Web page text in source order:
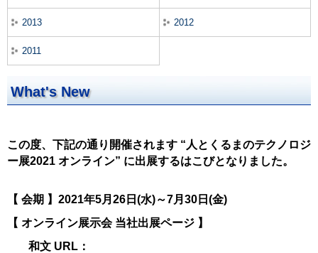
2013 2012
2011
What's New
この度、下記の通り開催されます “人とくるまのテクノロジ
ー展2021 オンライン” に出展するはこびとなりました。
【 会期 】2021年5月26日(水)～7月30日(金)
【 オンライン展示会 当社出展ページ 】
和文 URL：